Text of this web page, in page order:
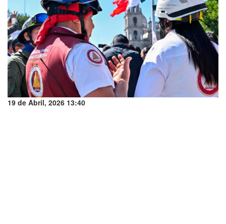
19 de Abril, 2026 13:40